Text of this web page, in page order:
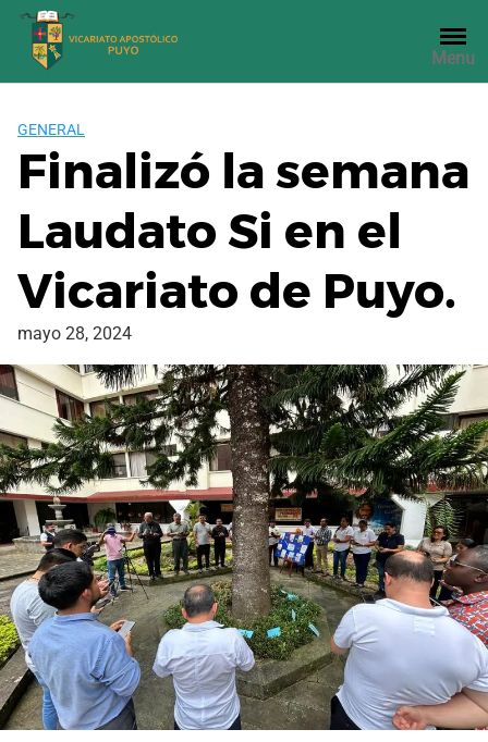
Saltar
contenido
Menu
GENERAL
Finalizó la semana
Laudato Si en el
Vicariato de Puyo.
mayo 28, 2024